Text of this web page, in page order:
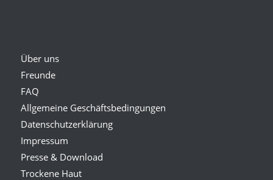
Über uns
Freunde
FAQ
Allgemeine Geschäftsbedingungen
Datenschutzerklärung
Impressum
Presse & Download
Trockene Haut